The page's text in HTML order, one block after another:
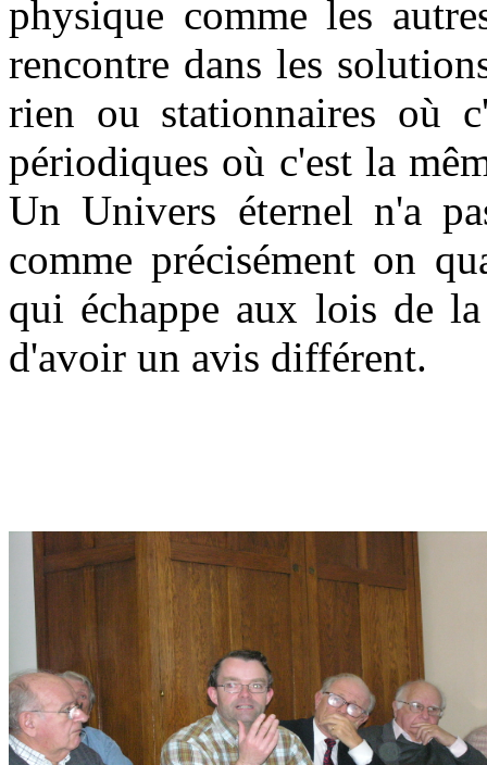
physique comme les
rencontre dans les
rien ou stationnaires où
périodiques où c'est la
Un Univers éternel n'a
comme précisément on
qui échappe aux lois de
d'avoir un avis différent.